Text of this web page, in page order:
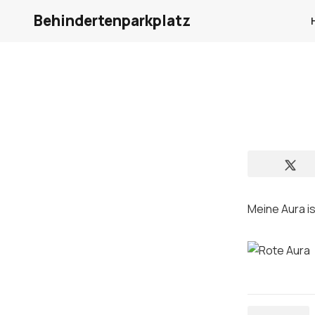
Behindertenparkplatz
Meine Aura